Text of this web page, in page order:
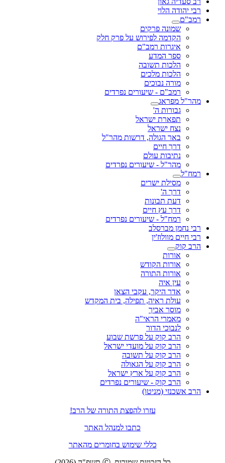
רבי יהודה הלוי
רמב"ם
שמונה פרקים
הקדמה לפירוש על פרק חלק
איגרות רמב"ם
ספר המדע
הלכות תשובה
הלכות מלכים
מורה נבוכים
רמב"ם - שיעורים נפרדים
מהר"ל מפראג
גבורות ה'
תפארת ישראל
נצח ישראל
באר הגולה, דרשות מהר"ל
דרך חיים
נתיבות עולם
מהר"ל - שיעורים נפרדים
רמח"ל
מסילת ישרים
דרך ה'
דעת תבונות
דרך עץ חיים
רמח"ל - שיעורים נפרדים
רבי נחמן מברסלב
רבי חיים מוולוז'ין
הרב קוק
אורות
אורות הקודש
אורות התורה
עין איה
אדר היקר, עקבי הצאן
עולת ראיה, תפילה, בית המקדש
מוסר אביך
מאמרי הראי"ה
לנבוכי הדור
הרב קוק על פרשת שבוע
הרב קוק על מועדי ישראל
הרב קוק על תשובה
הרב קוק על הגאולה
הרב קוק על ארץ ישראל
הרב קוק - שיעורים נפרדים
הרב אשכנזי (מניטו)
עזרו להפצת התורה של הרב!
כתבו למנהל האתר
כללי שימוש בחומרים מהאתר